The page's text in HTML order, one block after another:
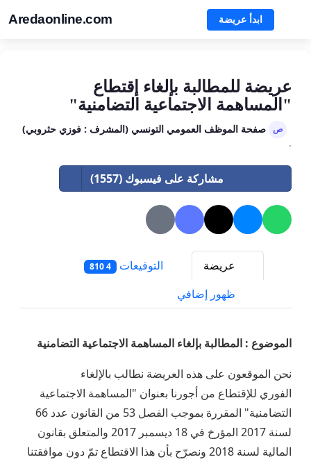
Aredaonline.com ابدأ عريضة
عريضة للمطالبة بإلغاء إقتطاع
"المساهمة الاجتماعية التضامنية"
ص صفحة الموظف العمومي التونسي (المشرف : فوزي حثروبي)
·
مشاركة على فيسبوك (1557)
عريضة التوقيعات 4 810
ظهور إضافي
الموضوع : المطالبة بإلغاء المساهمة الاجتماعية التضامنية
نحن الموقعون على هذه العريضة نطالب بالإلغاء
الفوري للإقتطاع من أجورنا بعنوان "المساهمة الاجتماعية
التضامنية" المقررة بموجب الفصل 53 من القانون عدد 66
لسنة 2017 المؤرخ في 18 ديسمبر 2017 والمتعلق بقانون
المالية لسنة 2018 ونصرّح بأن هذا الاقتطاع تمّ دون موافقتنا